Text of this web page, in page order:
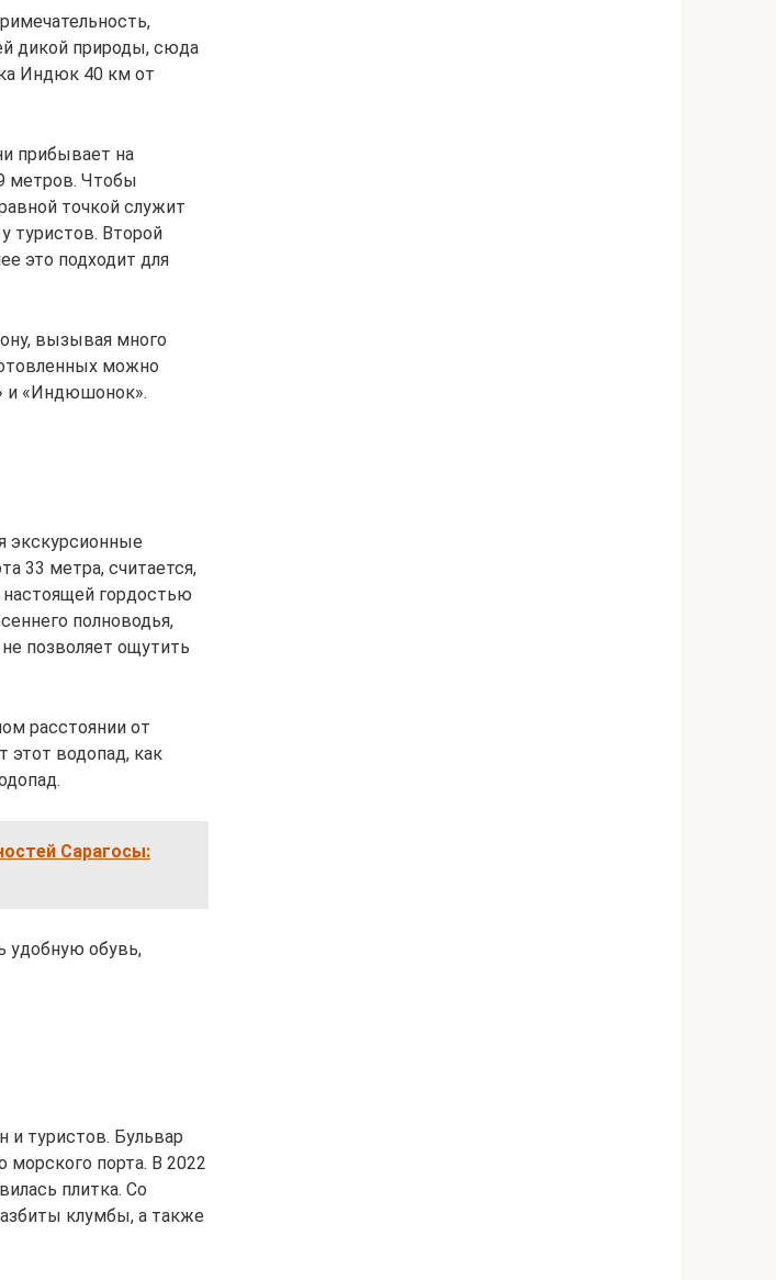
дикой природы, сюда
Индюк 40 км от
прибывает на
метров. Чтобы
точкой служит
туристов. Второй
это подходит для
вызывая много
можно
и «Индюшонок».
экскурсионные
33 метра, считается,
гордостью
полноводья,
позволяет ощутить
расстоянии от
этот водопад, как
Сарагосы:
удобную обувь,
и туристов. Бульвар
морского порта. В 2022
плитка. Со
клумбы, а также